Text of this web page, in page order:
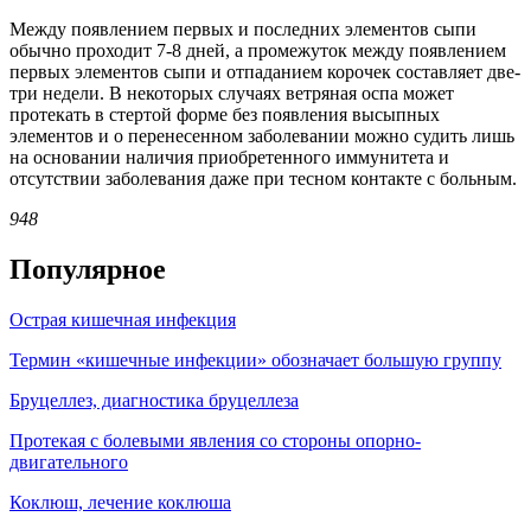
Между появлением первых и последних элементов сыпи
обычно проходит 7-8 дней, а промежуток между появлением
первых элементов сыпи и отпаданием корочек составляет две-
три недели. В некоторых случаях ветряная оспа может
протекать в стертой форме без появления высыпных
элементов и о перенесенном заболевании можно судить лишь
на основании наличия приобретенного иммунитета и
отсутствии заболевания даже при тесном контакте с больным.
948
Популярное
Острая кишечная инфекция
Термин «кишечные инфекции» обозначает большую группу
Бруцеллез, диагностика бруцеллеза
Протекая с болевыми явления со стороны опорно-
двигательного
Коклюш, лечение коклюша